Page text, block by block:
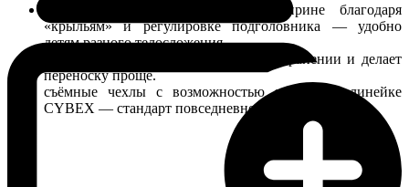
посадка растёт по высоте и ширине благодаря
«крыльям» и регулировке подголовника — удобно
детям разного телосложения.
складной формат экономит место в хранении и делает
переноску проще.
съёмные чехлы с возможностью стирки (в линейке
CYBEX — стандарт повседневного ухода).